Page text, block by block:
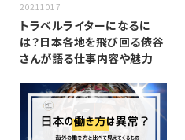
20211017
トラベルライターになるに
は？日本各地を飛び回る俵谷
さんが語る仕事内容や魅力